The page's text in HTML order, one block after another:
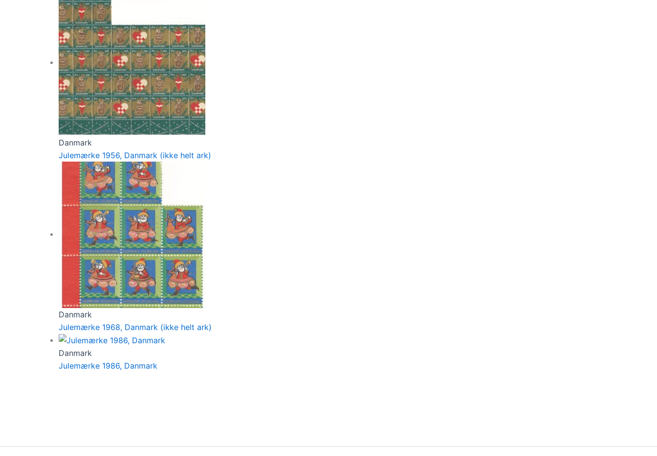
Danmark
Julemærke 1956, Danmark (ikke helt ark)
Danmark
Julemærke 1968, Danmark (ikke helt ark)
Danmark
Julemærke 1986, Danmark